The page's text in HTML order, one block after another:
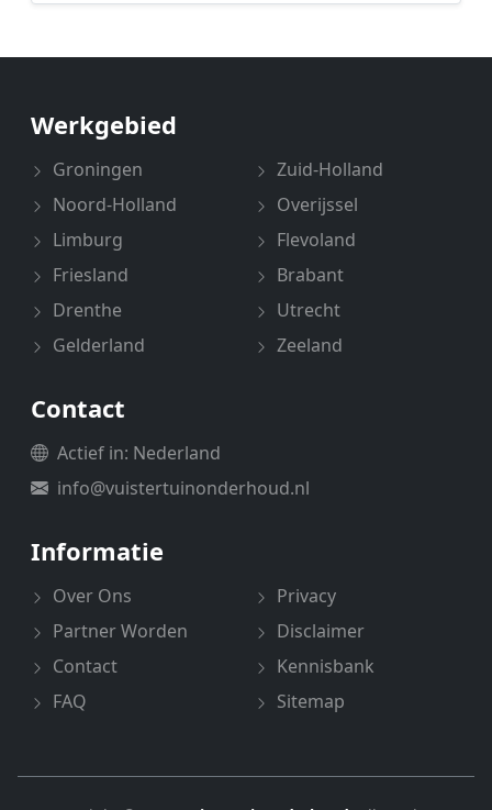
Werkgebied
Groningen
Noord-Holland
Limburg
Friesland
Drenthe
Gelderland
Zuid-Holland
Overijssel
Flevoland
Brabant
Utrecht
Zeeland
Contact
Actief in: Nederland
info@vuistertuinonderhoud.nl
Informatie
Over Ons
Partner Worden
Contact
FAQ
Privacy
Disclaimer
Kennisbank
Sitemap